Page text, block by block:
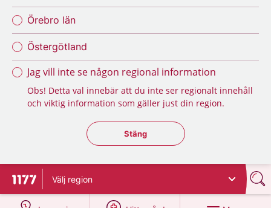
Örebro län
Östergötland
Jag vill inte se någon regional information
Obs! Detta val innebär att du inte ser regionalt innehåll
och viktig information som gäller just din region.
Stäng regionsväljaren
Stäng
Till startsidan för 1177
Välj region
på 1177.se
på 1177.se